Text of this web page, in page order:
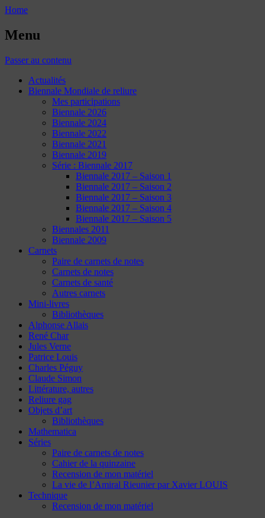
Home
Menu
Passer au contenu
Actualités
Biennale Mondiale de reliure
Mes participations
Biennale 2026
Biennale 2024
Biennale 2022
Biennale 2021
Biennale 2019
Série : Biennale 2017
Biennale 2017 – Saison 1
Biennale 2017 – Saison 2
Biennale 2017 – Saison 3
Biennale 2017 – Saison 4
Biennale 2017 – Saison 5
Biennales 2011
Biennale 2009
Carnets
Paire de carnets de notes
Carnets de notes
Carnets de santé
Autres carnets
Mini-livres
Bibliothèques
Alphonse Allais
René Char
Jules Verne
Patrice Louis
Charles Péguy
Claude Simon
Littérature, autres
Reliure gag
Objets d’art
Bibliothèques
Mathematica
Séries
Paire de carnets de notes
Cahier de la quinzaine
Recension de mon matériel
La vie de l’Amiral Rieunier par Xavier LOUIS
Technique
Recension de mon matériel